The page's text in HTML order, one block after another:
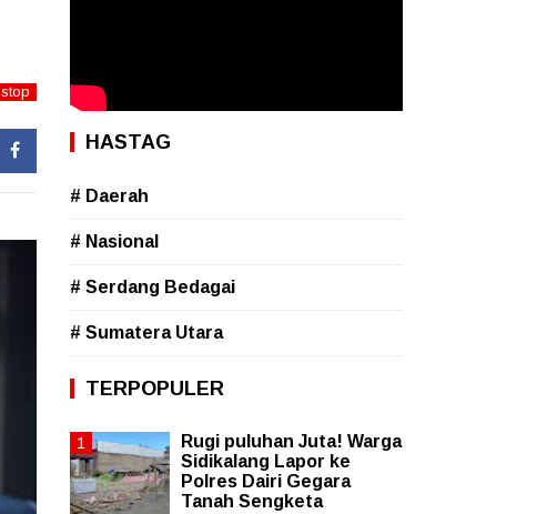
stop
HASTAG
# Daerah
# Nasional
# Serdang Bedagai
# Sumatera Utara
TERPOPULER
Rugi puluhan Juta! Warga
Sidikalang Lapor ke
Polres Dairi Gegara
Tanah Sengketa